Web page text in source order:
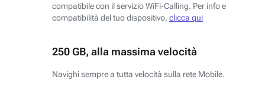
compatibile con il servizio WiFi-Calling. Per info e
compatibilità del tuo dispositivo, clicca qui
250 GB, alla massima velocità
Navighi sempre a tutta velocità sulla rete Mobile.